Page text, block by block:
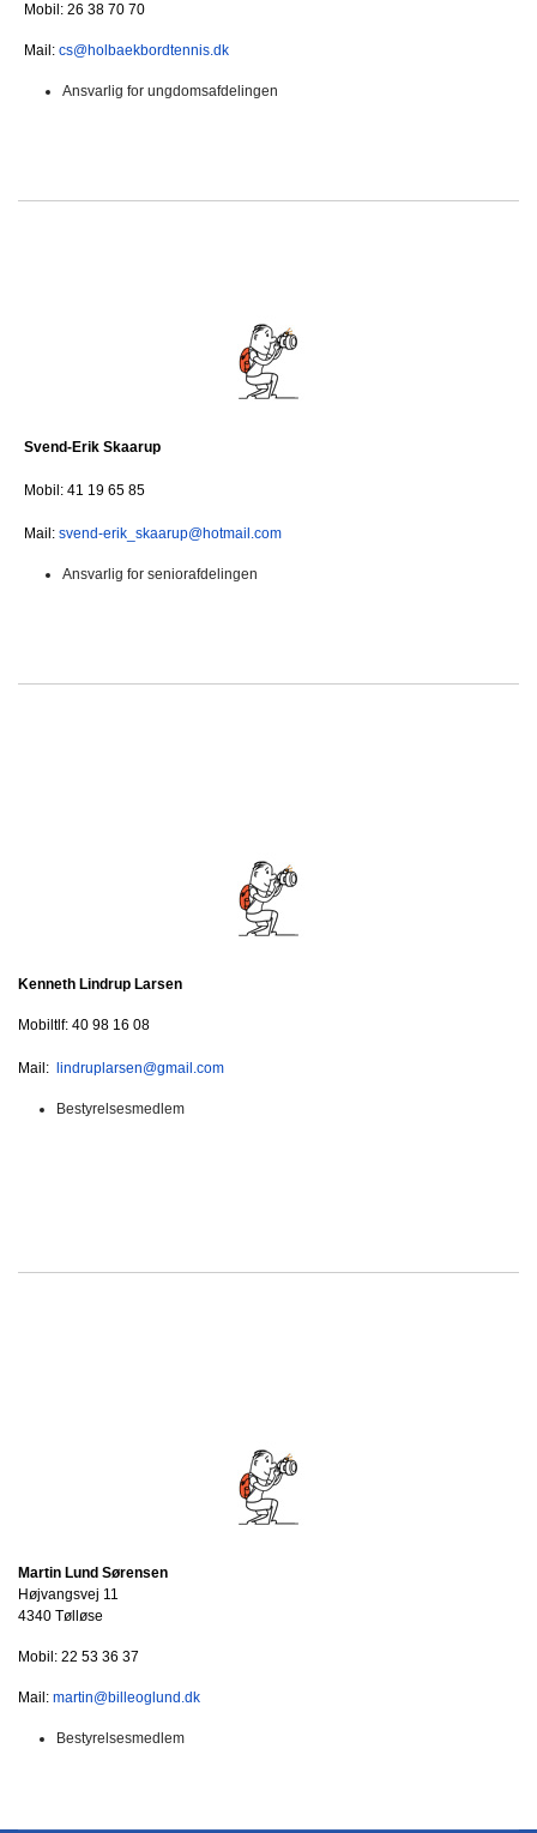
Mobil: 26 38 70 70
Mail: cs@holbaekbordtennis.dk
Ansvarlig for ungdomsafdelingen
Svend-Erik Skaarup
Mobil: 41 19 65 85
Mail: svend-erik_skaarup@hotmail.com
Ansvarlig for seniorafdelingen
Kenneth Lindrup Larsen
Mobiltlf: 40 98 16 08
Mail: lindruplarsen@gmail.com
Bestyrelsesmedlem
Martin Lund Sørensen
Højvangsvej 11
4340 Tølløse
Mobil: 22 53 36 37
Mail: martin@billeoglund.dk
Bestyrelsesmedlem